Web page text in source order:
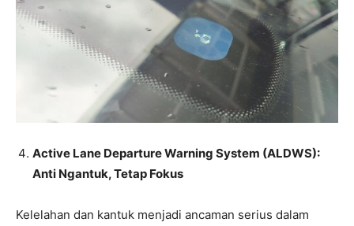
Active Lane Departure Warning System (ALDWS):
Anti Ngantuk, Tetap Fokus
Kelelahan dan kantuk menjadi ancaman serius dalam